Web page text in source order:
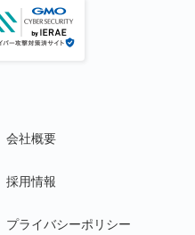
会社概要
採用情報
プライバシーポリシー